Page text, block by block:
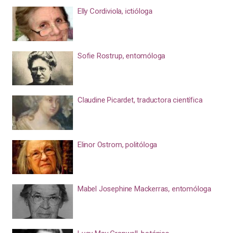
Elly Cordiviola, ictióloga
Sofie Rostrup, entomóloga
Claudine Picardet, traductora científica
Elinor Ostrom, politóloga
Mabel Josephine Mackerras, entomóloga